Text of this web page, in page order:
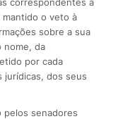
mantido o veto à
sobre a sua
nome, da
por cada
jurídicas, dos seus
senadores